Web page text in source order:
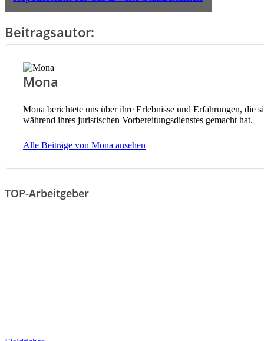
Beitragsautor:
Mona
Mona berichtete uns über ihre Erlebnisse und Erfahrungen, die
während ihres juristischen Vorbereitungsdienstes gemacht hat.
Alle Beiträge von Mona ansehen
TOP-Arbeitgeber